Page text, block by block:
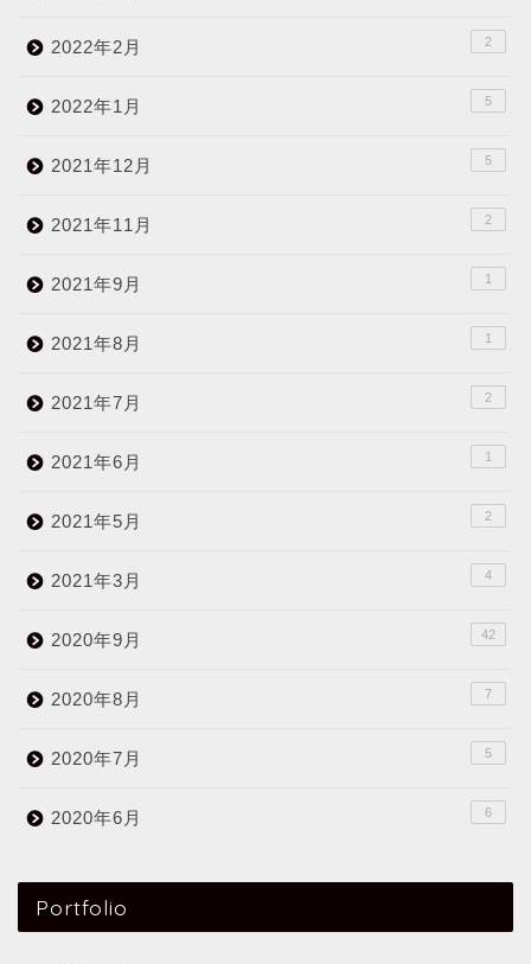
2022年2月 2
2022年1月 5
2021年12月 5
2021年11月 2
2021年9月 1
2021年8月 1
2021年7月 2
2021年6月 1
2021年5月 2
2021年3月 4
2020年9月 42
2020年8月 7
2020年7月 5
2020年6月 6
Portfolio